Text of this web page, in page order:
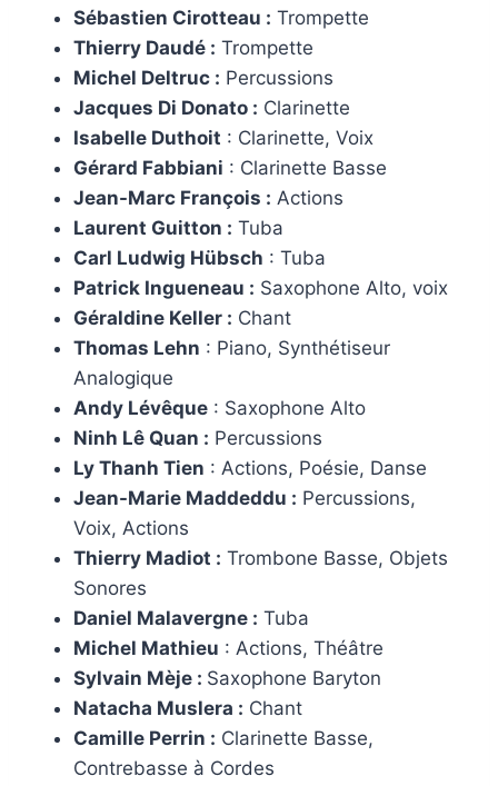
Sébastien Cirotteau : Trompette
Thierry Daudé : Trompette
Michel Deltruc : Percussions
Jacques Di Donato : Clarinette
Isabelle Duthoit : Clarinette, Voix
Gérard Fabbiani : Clarinette Basse
Jean-Marc François : Actions
Laurent Guitton : Tuba
Carl Ludwig Hübsch : Tuba
Patrick Ingueneau : Saxophone Alto, voix
Géraldine Keller : Chant
Thomas Lehn : Piano, Synthétiseur
Analogique
Andy Lévêque : Saxophone Alto
Ninh Lê Quan : Percussions
Ly Thanh Tien : Actions, Poésie, Danse
Jean-Marie Maddeddu : Percussions,
Voix, Actions
Thierry Madiot : Trombone Basse, Objets
Sonores
Daniel Malavergne : Tuba
Michel Mathieu : Actions, Théâtre
Sylvain Mèje : Saxophone Baryton
Natacha Muslera : Chant
Camille Perrin : Clarinette Basse,
Contrebasse à Cordes